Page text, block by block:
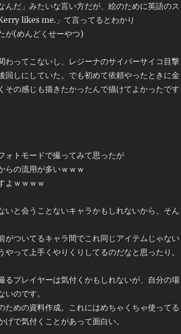
んだ」みたいな言い方だが、絵のために英語のス
likes me.」て言ってるとわかり
が(めんどくせーやつ)
わってこないし、レジーナのサイバーサイコ目撃
回しにしていた。でも初めて依頼やったときに金
その感じも描きたかったんで描けてよかったです
ォトモードで撮ってみて思ったが
らの流用が多いｗｗｗ
よｗｗｗｗ
いと会うことないキャラかもしれないから、そん
がついてるキャラ間でこれ同じアイテムじゃない
って上手くやりくりしてるのだなと思ったり。
るプレイヤーは気付くかもしれないが、自分の場
のです。
ための資料作成。これにはめちゃくちゃ使ってる
で気付くことがあって面白い。